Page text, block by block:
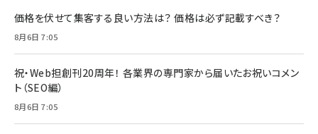
価格を伏せて集客する良い方法は？ 価格は必ず記載すべき？
8月6日 7:05
祝・Web担創刊20周年！ 各業界の専門家から届いたお祝いコメン
ト（SEO編）
8月6日 7:05